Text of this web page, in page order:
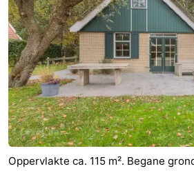
Oppervlakte ca. 115 m². Begane